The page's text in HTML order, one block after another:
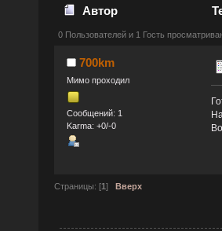
Автор
0 Пользователей и 1 Гость
700km
Мимо проходил
Сообщений: 1
Karma: +0/-0
Страницы: [1] Вверх